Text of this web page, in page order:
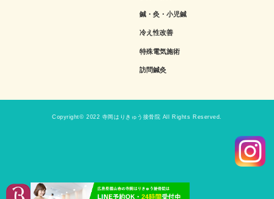
鍼・灸・小児鍼
冷え性改善
特殊電気施術
訪問鍼灸
Copyright© 2022 寺岡はりきゅう接骨院 All Rights Reserved.